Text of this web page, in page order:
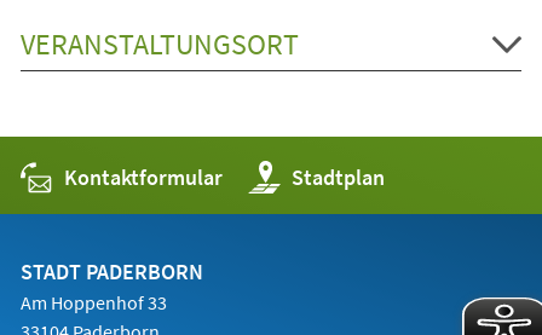
VERANSTALTUNGSORT
Kontaktformular Stadtplan
(Öffnet
in
einem
STADT PADERBORN
Am Hoppenhof 33